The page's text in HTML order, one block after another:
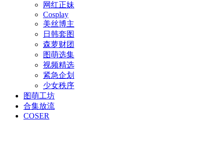
网红正妹
Cosplay
美丝博主
日韩套图
森萝财团
图萌选集
视频精选
紧急企划
少女秩序
图萌工坊
合集放流
COSER